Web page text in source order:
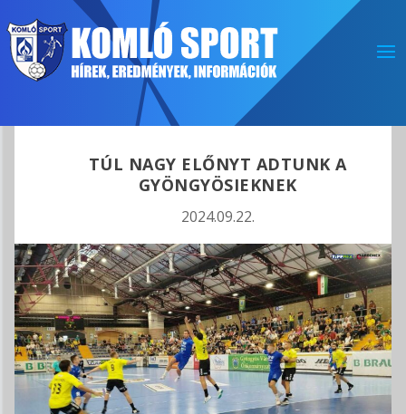
TÚL NAGY ELŐNYT ADTUNK A
GYÖNGYÖSIEKNEK
2024.09.22.